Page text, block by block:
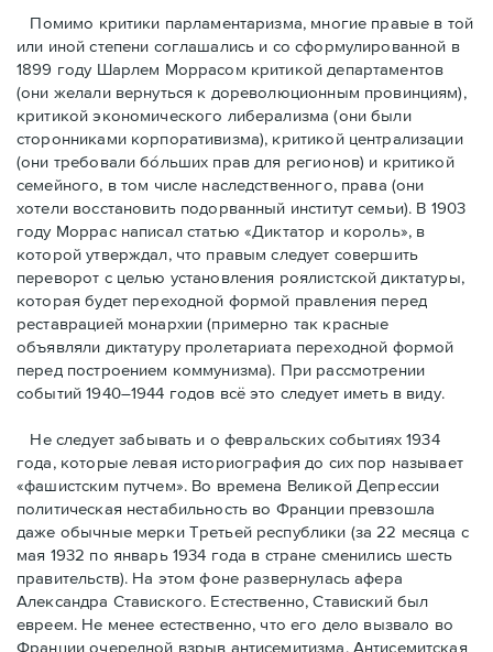
Помимо критики парламентаризма, многие правые в той
или иной степени соглашались и со сформулированной в
1899 году Шарлем Моррасом критикой департаментов
(они желали вернуться к дореволюционным провинциям),
критикой экономического либерализма (они были
сторонниками корпоративизма), критикой централизации
(они требовали бóльших прав для регионов) и критикой
семейного, в том числе наследственного, права (они
хотели восстановить подорванный институт семьи). В 1903
году Моррас написал статью «Диктатор и король», в
которой утверждал, что правым следует совершить
переворот с целью установления роялистской диктатуры,
которая будет переходной формой правления перед
реставрацией монархии (примерно так красные
объявляли диктатуру пролетариата переходной формой
перед построением коммунизма). При рассмотрении
событий 1940–1944 годов всё это следует иметь в виду.
Не следует забывать и о февральских событиях 1934
года, которые левая историография до сих пор называет
«фашистским путчем». Во времена Великой Депрессии
политическая нестабильность во Франции превзошла
даже обычные мерки Третьей республики (за 22 месяца с
мая 1932 по январь 1934 года в стране сменились шесть
правительств). На этом фоне развернулась афера
Александра Ставиского. Естественно, Ставиский был
евреем. Не менее естественно, что его дело вызвало во
Франции очередной взрыв антисемитизма. Антисемитская